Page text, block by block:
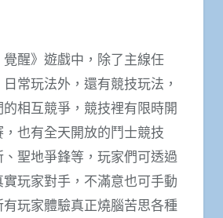
覺醒》遊戲中，除了主線任
常玩法外，還有競技玩法，
相互競爭，競技裡有限時開
也有全天開放的鬥士競技
聖地爭鋒等，玩家們可透過
玩家對手，不滿意也可手動
玩家體驗真正燒腦苦思各種